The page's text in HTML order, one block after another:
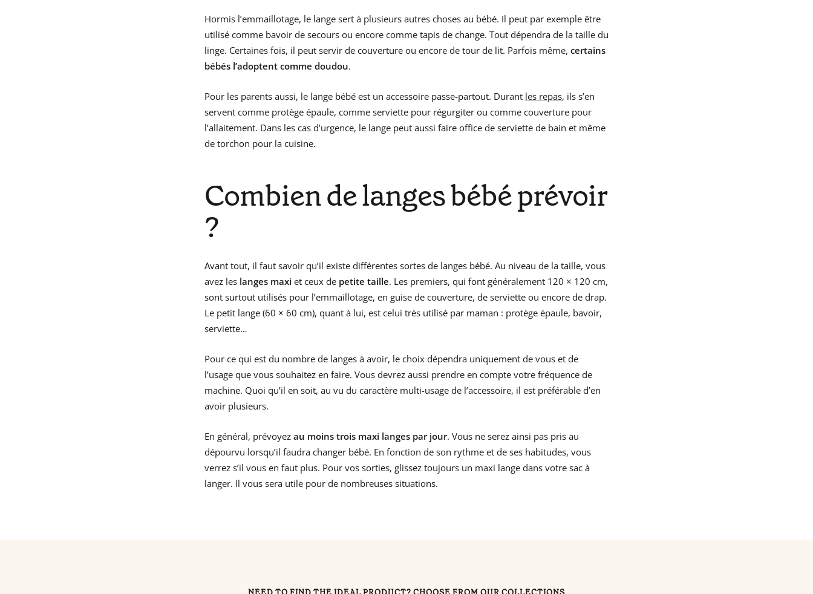
Hormis l’emmaillotage, le lange sert à plusieurs autres choses au bébé. Il peut par exemple être
utilisé comme bavoir de secours ou encore comme tapis de change. Tout dépendra de la taille du
linge. Certaines fois, il peut servir de couverture ou encore de tour de lit. Parfois même, certains
bébés l’adoptent comme doudou.
Pour les parents aussi, le lange bébé est un accessoire passe-partout. Durant les repas, ils s’en
servent comme protège épaule, comme serviette pour régurgiter ou comme couverture pour
l’allaitement. Dans les cas d’urgence, le lange peut aussi faire office de serviette de bain et même
de torchon pour la cuisine.
Combien de langes bébé prévoir
?
Avant tout, il faut savoir qu’il existe différentes sortes de langes bébé. Au niveau de la taille, vous
avez les langes maxi et ceux de petite taille. Les premiers, qui font généralement 120 × 120 cm,
sont surtout utilisés pour l’emmaillotage, en guise de couverture, de serviette ou encore de drap.
Le petit lange (60 × 60 cm), quant à lui, est celui très utilisé par maman : protège épaule, bavoir,
serviette…
Pour ce qui est du nombre de langes à avoir, le choix dépendra uniquement de vous et de
l’usage que vous souhaitez en faire. Vous devrez aussi prendre en compte votre fréquence de
machine. Quoi qu’il en soit, au vu du caractère multi-usage de l’accessoire, il est préférable d’en
avoir plusieurs.
En général, prévoyez au moins trois maxi langes par jour. Vous ne serez ainsi pas pris au
dépourvu lorsqu’il faudra changer bébé. En fonction de son rythme et de ses habitudes, vous
verrez s’il vous en faut plus. Pour vos sorties, glissez toujours un maxi lange dans votre sac à
langer. Il vous sera utile pour de nombreuses situations.